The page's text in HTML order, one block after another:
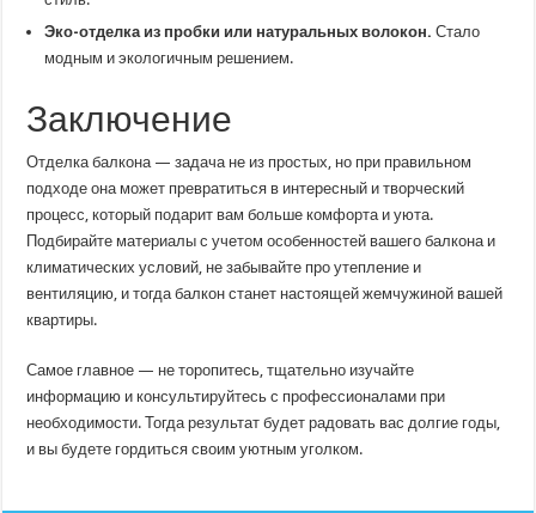
Эко-отделка из пробки или натуральных волокон. Стало
модным и экологичным решением.
Заключение
Отделка балкона — задача не из простых, но при правильном
подходе она может превратиться в интересный и творческий
процесс, который подарит вам больше комфорта и уюта.
Подбирайте материалы с учетом особенностей вашего балкона и
климатических условий, не забывайте про утепление и
вентиляцию, и тогда балкон станет настоящей жемчужиной вашей
квартиры.
Самое главное — не торопитесь, тщательно изучайте
информацию и консультируйтесь с профессионалами при
необходимости. Тогда результат будет радовать вас долгие годы,
и вы будете гордиться своим уютным уголком.